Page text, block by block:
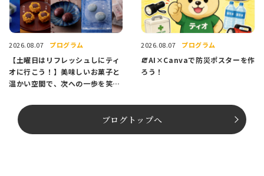
2026.08.07 プログラム
【土曜日はリフレッシュしにティ
オに行こう！】美味しいお菓子と
温かい空間で、次への一歩を笑顔
2026.08.07 プログラム
🧯AI×Canvaで防災ポスターを作
ろう！
ブログトップへ